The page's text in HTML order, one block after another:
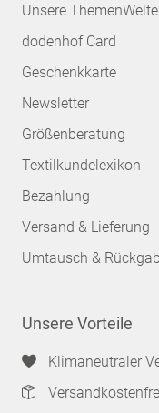
Unsere
dodenhof Card
Geschenkkarte
Newsletter
Größenberatung
Textilkundelexikon
Bezahlung
Versand & Lieferung
Umtausch &
Unsere Vorteile
Klimaneutraler